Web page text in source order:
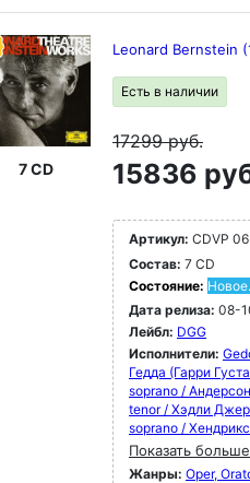
7 CD
Leonard Bernstein
Есть в наличии
17299руб.
15836
Артикул: CDVP
Состав: 7 CD
Состояние:
Дата релиза: 08-
Лейбл: DGG
Исполнители:
Гедда (Гарри
soprano /
tenor / Хэдли
soprano /
Показать больше
Жанры: Oper,